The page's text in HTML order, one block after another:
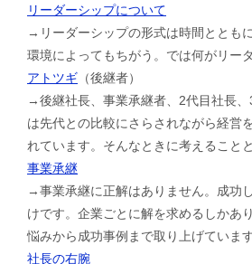
リーダーシップについて
→リーダーシップの形式は時間ととも
環境によってもちがう。では何がリー
アトツギ （後継者）
→後継社長、事業承継者、2代目社長
は先代との比較にさらされながら経営
れています。そんなときに考えること
事業承継
→事業承継に正解はありません。成功
けです。企業ごとに解を求めるしかあ
悩みから成功事例まで取り上げていま
社長の右腕